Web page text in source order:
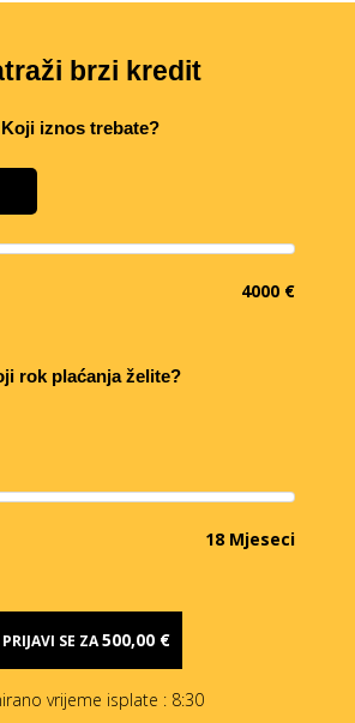
brzi kredit
Koji iznos trebate?
4000 €
rok plaćanja želite?
18 Mjeseci
PRIJAVI SE ZA500,00 €
vrijeme isplate : 8:30